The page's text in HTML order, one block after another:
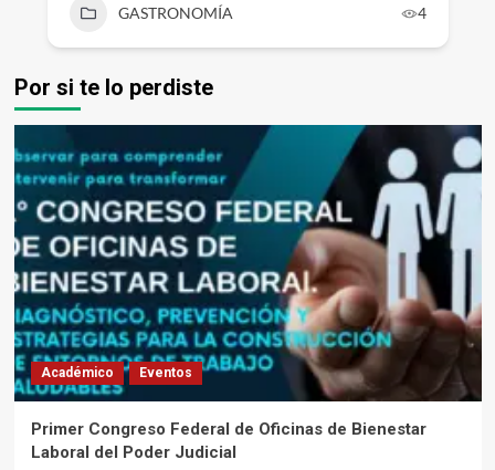
GASTRONOMÍA 4
Por si te lo perdiste
Académico Eventos
Primer Congreso Federal de Oficinas de Bienestar
Laboral del Poder Judicial